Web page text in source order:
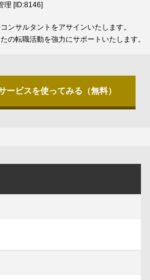
理 [ID:8146]
ンサルタントをアサインいたします。
の転職活動を強力にサポートいたします。
ービスを使ってみる（無料）